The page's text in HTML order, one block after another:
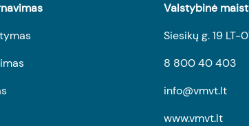
Valstybinė
Siesikų g. 19 LT-
8 800 40 403
info@vmvt.lt
www.vmvt.lt